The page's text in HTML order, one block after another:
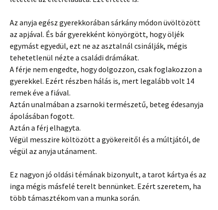
Az anyja egész gyerekkorában sárkány módon üvöltözött
az apjával. És bár gyerekként könyörgött, hogy öljék
egymást egyedül, ezt ne az asztalnál csinálják, mégis
tehetetlenül nézte a családi drámákat.
A férje nem engedte, hogy dolgozzon, csak foglakozzon a
gyerekkel. Ezért részben hálás is, mert legalább volt 14
remek éve a fiával.
Aztán unalmában a zsarnoki természetű, beteg édesanyja
ápolásában fogott.
Aztán a férj elhagyta.
Végül messzire költözött a gyökereitől és a múltjától, de
végül az anyja utánament.
Ez nagyon jó oldási témának bizonyult, a tarot kártya és az
inga mégis másfelé terelt bennünket. Ezért szeretem, ha
több támasztékom van a munka során.